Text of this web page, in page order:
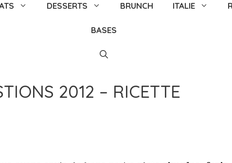
DESSERTS BRUNCH ITALIE
BASES
2012 – RICETTE